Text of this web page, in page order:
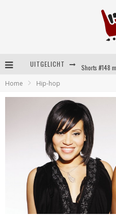
UITGELICHT
Home Hip-hop